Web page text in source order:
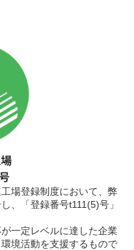
場登録制度において、弊
、「登録番号t111(5)号」
一定レベルに達した企業
境活動を支援するもので